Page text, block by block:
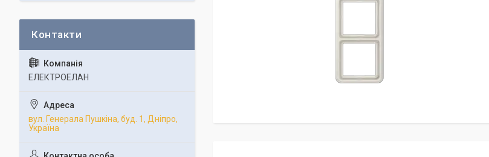
ЕЛЕКТРОЕЛАН
вул. Генерала Пушкіна, буд. 1, Дніпро,
Україна